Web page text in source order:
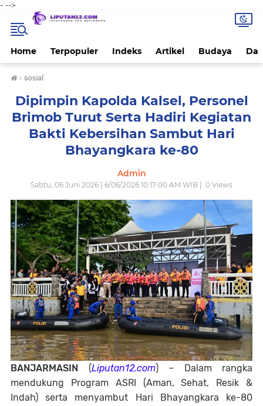
- -->
Home Terpopuler Indeks Artikel Budaya
› sosial
Dipimpin Kapolda Kalsel, Personel
Brimob Turut Serta Hadiri Kegiatan
Bakti Kebersihan Sambut Hari
Bhayangkara ke-80
Admin
Sabtu, 06 Juni 2026 | 6/06/2026 10:17:00 AM WIB | 0 Views
BANJARMASIN (Liputan12.com) – Dalam rangka
mendukung Program ASRI (Aman, Sehat, Resik &
Indah) serta menyambut Hari Bhayangkara ke-80